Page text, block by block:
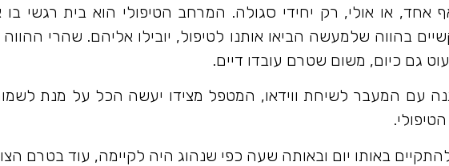
או אולי, רק יחידי סגולה. המרחב הטיפולי הוא בית רגשי
בהווה שלמעשה הביאו אותנו לטיפול, יובילו אליהם. שהרי
גם כיום, משום שטרם עובדו דיים.
עם המעבר לשיחת ווידאו, המטפל מצידו יעשה הכל על מנת
באותו יום ובאותה שעה כפי שנהוג היה לקיימה, עוד בטרם